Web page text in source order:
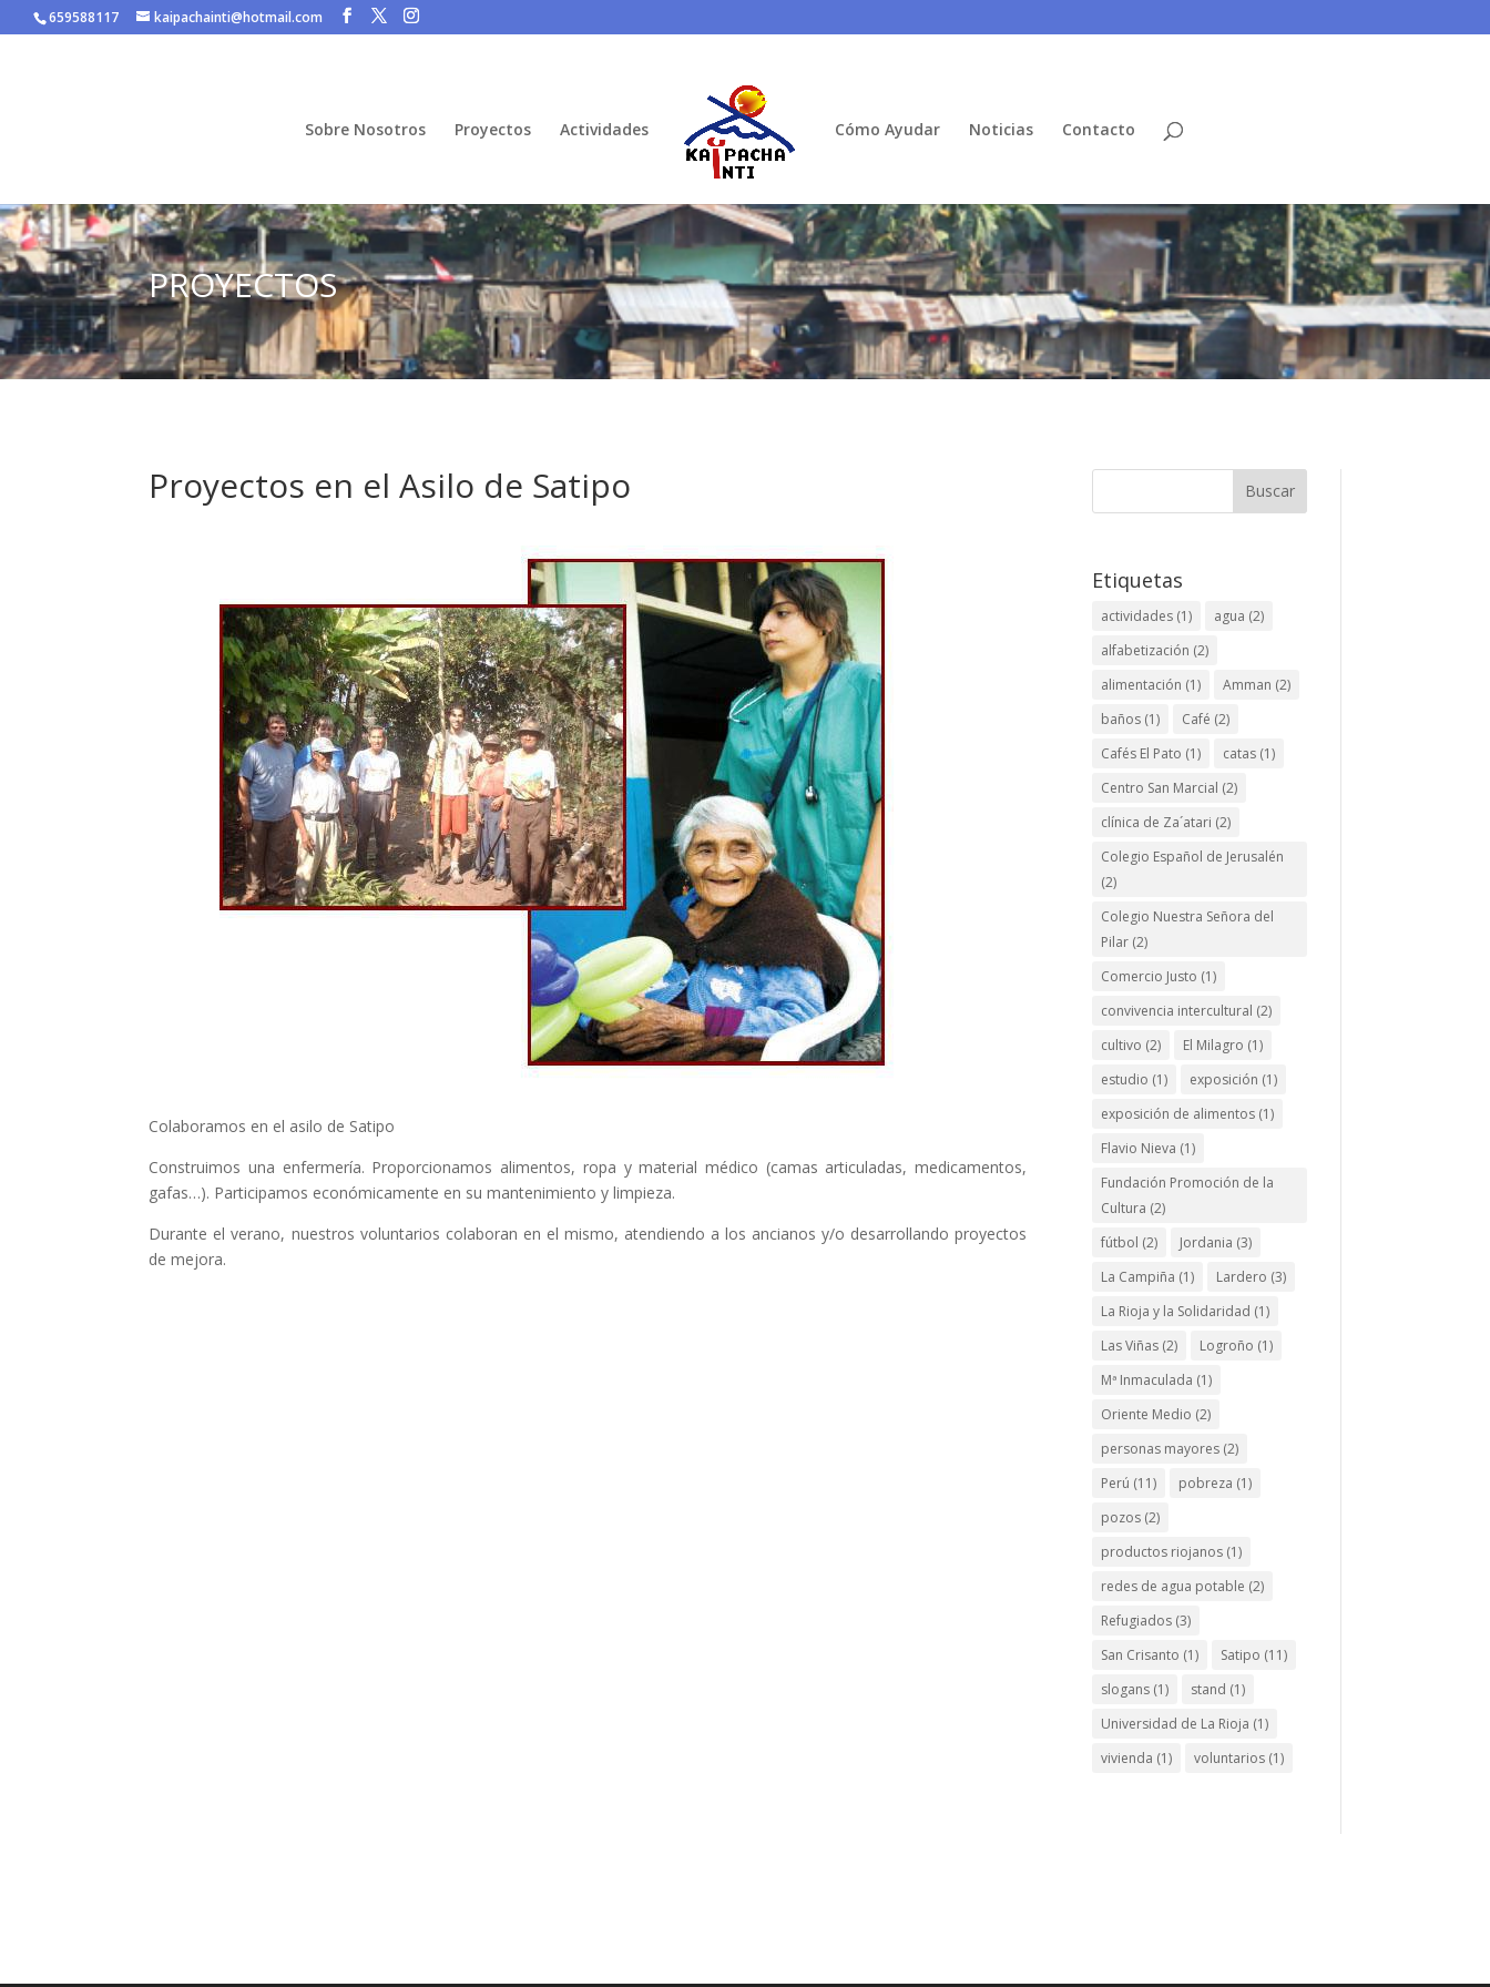
659588117 kaipachainti@hotmail.com
Sobre Nosotros Proyectos Actividades Cómo Ayudar Noticias Contacto
PROYECTOS
Proyectos en el Asilo de Satipo
Colaboramos en el asilo de Satipo
Construimos una enfermería. Proporcionamos alimentos, ropa y material médico (camas articuladas, medicamentos,
gafas…). Participamos económicamente en su mantenimiento y limpieza.
Durante el verano, nuestros voluntarios colaboran en el mismo, atendiendo a los ancianos y/o desarrollando proyectos
de mejora.
Buscar
Etiquetas
actividades (1) agua (2)
alfabetización (2)
alimentación (1) Amman (2)
baños (1) Café (2)
Cafés El Pato (1) catas (1)
Centro San Marcial (2)
clínica de Za´atari (2)
Colegio Español de Jerusalén
(2)
Colegio Nuestra Señora del
Pilar (2)
Comercio Justo (1)
convivencia intercultural (2)
cultivo (2) El Milagro (1)
estudio (1) exposición (1)
exposición de alimentos (1)
Flavio Nieva (1)
Fundación Promoción de la
Cultura (2)
fútbol (2) Jordania (3)
La Campiña (1) Lardero (3)
La Rioja y la Solidaridad (1)
Las Viñas (2) Logroño (1)
Mª Inmaculada (1)
Oriente Medio (2)
personas mayores (2)
Perú (11) pobreza (1)
pozos (2)
productos riojanos (1)
redes de agua potable (2)
Refugiados (3)
San Crisanto (1) Satipo (11)
slogans (1) stand (1)
Universidad de La Rioja (1)
vivienda (1) voluntarios (1)